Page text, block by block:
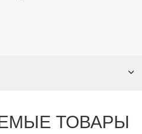
ТОВАРЫ